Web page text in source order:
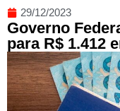
29/12/2023
Governo
para R$ 1.412